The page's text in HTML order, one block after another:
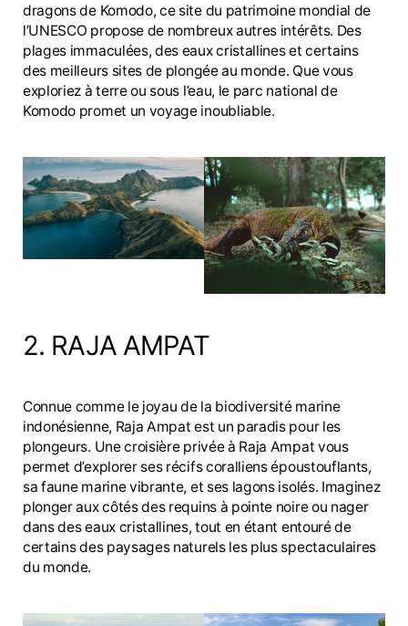
dragons de Komodo, ce site du patrimoine mondial de
l’UNESCO propose de nombreux autres intérêts. Des
plages immaculées, des eaux cristallines et certains
des meilleurs sites de plongée au monde. Que vous
exploriez à terre ou sous l’eau, le parc national de
Komodo promet un voyage inoubliable.
2. RAJA AMPAT
Connue comme le joyau de la biodiversité marine
indonésienne, Raja Ampat est un paradis pour les
plongeurs. Une croisière privée à Raja Ampat vous
permet d’explorer ses récifs coralliens époustouflants,
sa faune marine vibrante, et ses lagons isolés. Imaginez
plonger aux côtés des requins à pointe noire ou nager
dans des eaux cristallines, tout en étant entouré de
certains des paysages naturels les plus spectaculaires
du monde.